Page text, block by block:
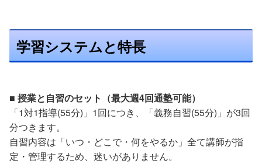
学習システムと特長
■ 授業と自習のセット（最大週4回通塾可能）
「1対1指導(55分)」1回につき、「義務自習(55分)」が3回
分つきます。
自習内容は「いつ・どこで・何をやるか」全て講師が指
定・管理するため、迷いがありません。